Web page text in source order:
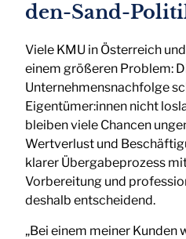
den-Sand-
Viele KMU in Österreich
einem größeren Problem:
Unternehmensnachfolge
Eigentümer:innen nicht
bleiben viele Chancen
Wertverlust und
klarer Übergabeprozess
Vorbereitung und
deshalb entscheidend.
„Bei einem meiner Kunden